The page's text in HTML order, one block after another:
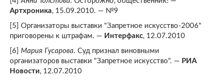
Артхроника, 15.09.2010. — №9
[5] Организаторы выставки "Запретное искусство-2006"
приговорены к штрафам. — Интерфакс, 12.07.2010
[6] Мария Гусарова. Суд признал виновными
организаторов выставки "Запретное искусство". — РИА
Новости, 12.07.2010